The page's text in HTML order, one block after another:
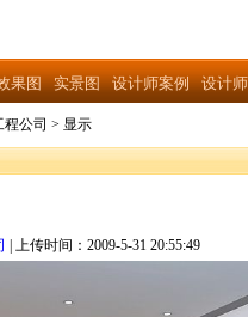
果图 实景图 设计师案例 设计
公司 > 显示
| 上传时间：2009-5-31 20:55:49